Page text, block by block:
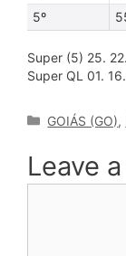
5º
Super (5) 25.
Super QL 01.
Categories
GOIÁS (GO),
Leave